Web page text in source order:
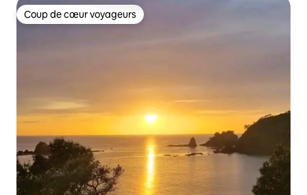
Coup de cœur voyageurs
Coup de cœur voyageurs